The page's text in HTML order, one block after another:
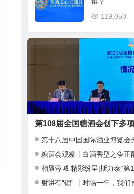
119,050
第十八届中国国际酒业博览会开
糖酒会观察丨白酒香型之争正酣：酱酒向
相聚蓉城 精彩纷呈|斯力泰“第108
射洪有“锂” 丨时隔一年，我们